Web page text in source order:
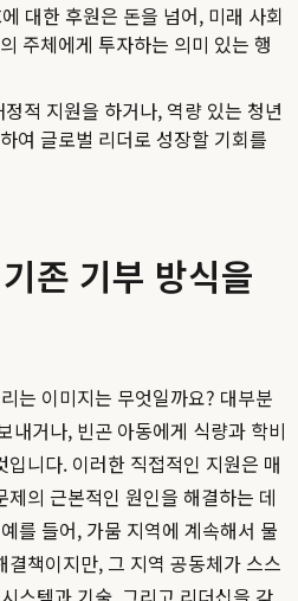
대한 후원은 돈을 넘어, 미래 사회
주체에게 투자하는 의미 있는 행
적 지원을 하거나, 역량 있는 청년
여 글로벌 리더로 성장할 기회를
존 기부 방식을
는 이미지는 무엇일까요? 대부분
내거나, 빈곤 아동에게 식량과 학비
니다. 이러한 직접적인 지원은 매
의 근본적인 원인을 해결하는 데
를 들어, 가뭄 지역에 계속해서 물
책이지만, 그 지역 공동체가 스스